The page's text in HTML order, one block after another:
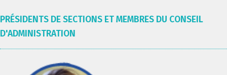
PRÉSIDENTS DE SECTIONS ET MEMBRES DU CONSEIL
D'ADMINISTRATION